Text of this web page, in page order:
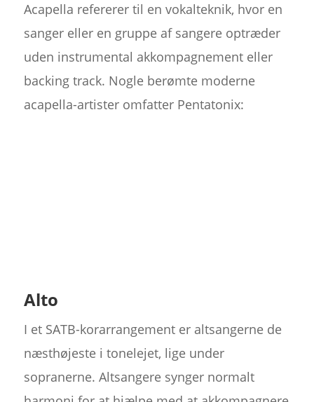
Acapella refererer til en vokalteknik, hvor en
sanger eller en gruppe af sangere optræder
uden instrumental akkompagnement eller
backing track. Nogle berømte moderne
acapella-artister omfatter Pentatonix:
Alto
I et SATB-korarrangement er altsangerne de
næsthøjeste i tonelejet, lige under
sopranerne. Altsangere synger normalt